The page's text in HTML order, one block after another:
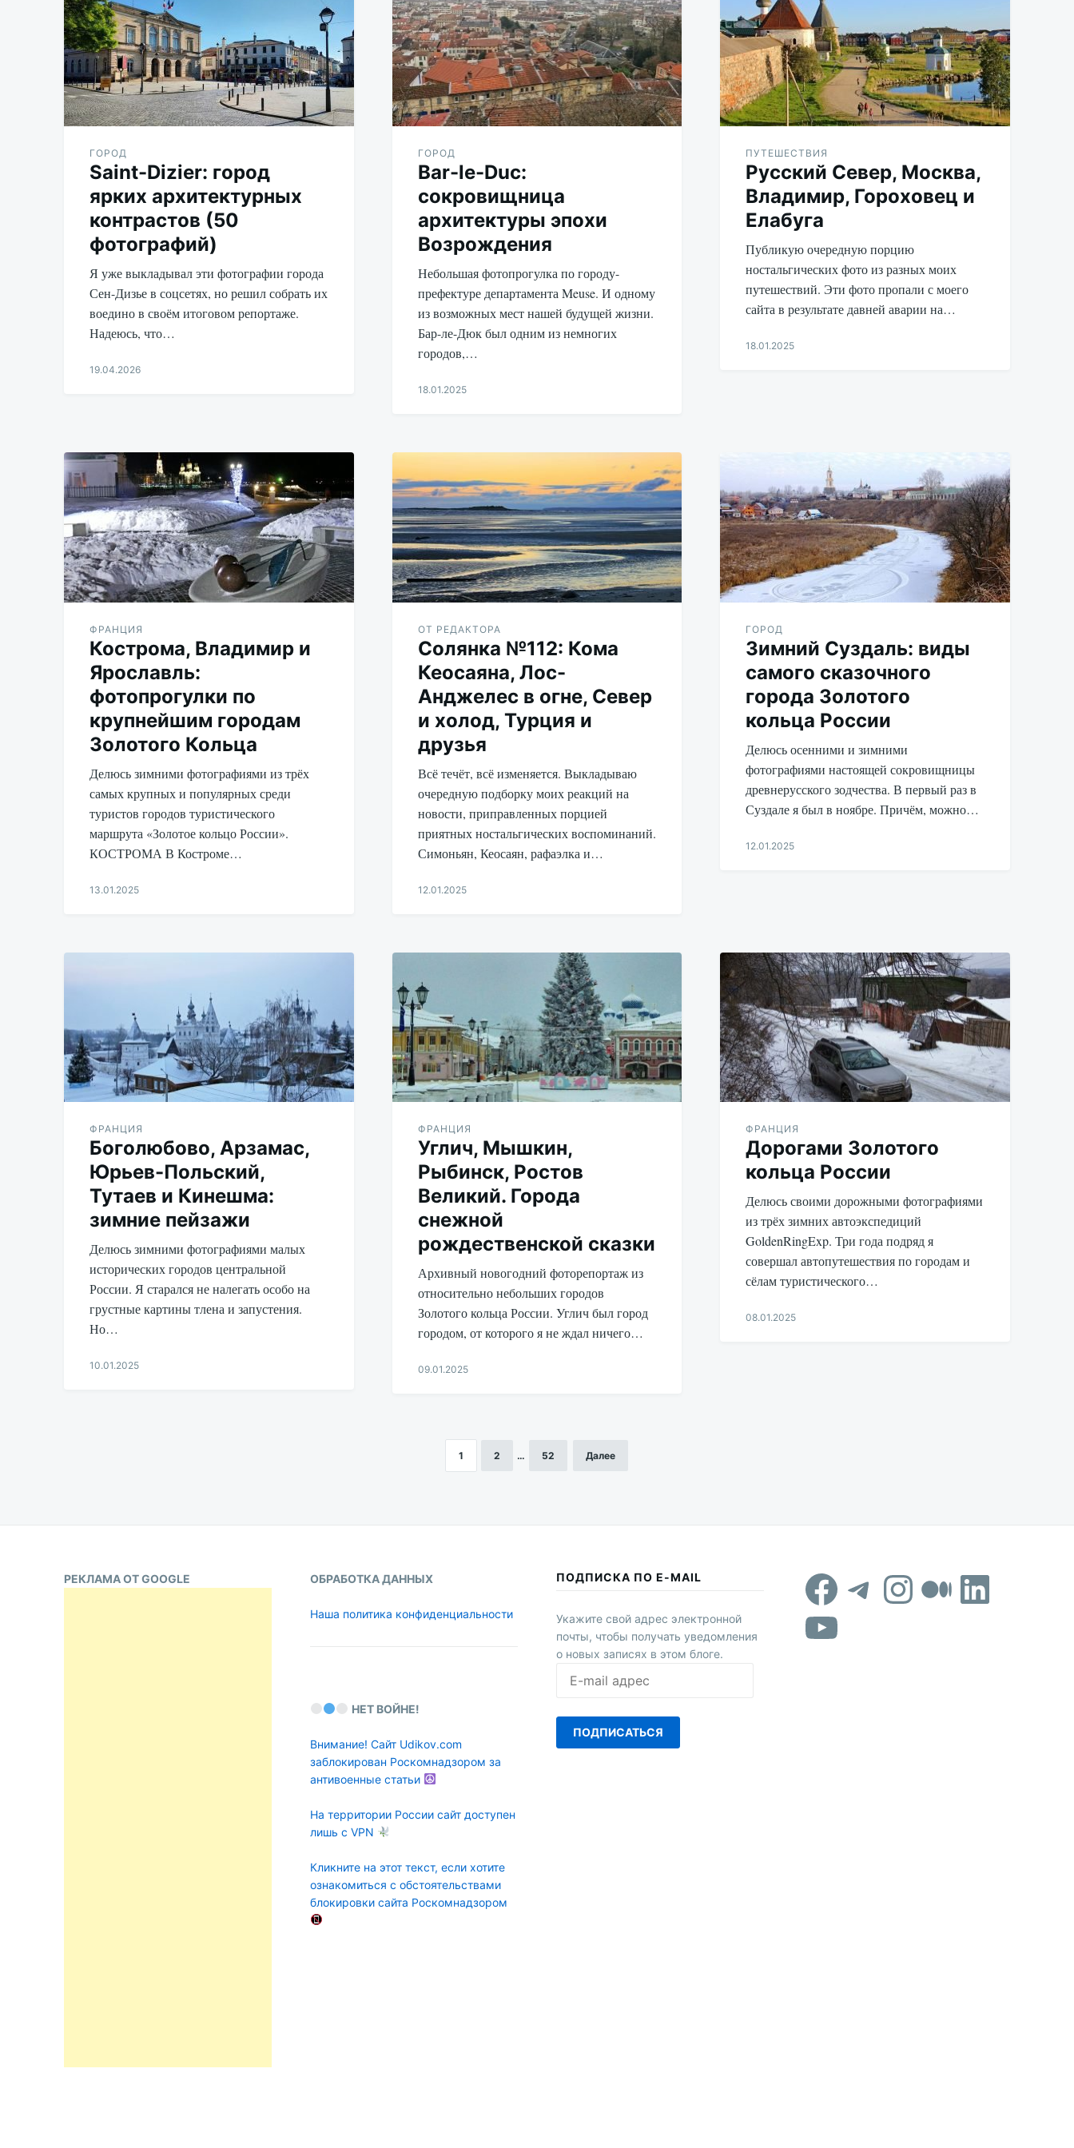
ГОРОД
Saint-Dizier: город
ярких архитектурных
контрастов (50
фотографий)
Я уже выкладывал эти фотографии города
Сен-Дизье в соцсетях, но решил собрать их
воедино в своём итоговом репортаже.
Надеюсь, что…
19.04.2026
ГОРОД
Bar-le-Duc:
сокровищница
архитектуры эпохи
Возрождения
Небольшая фотопрогулка по городу-
префектуре департамента Meuse. И одному
из возможных мест нашей будущей жизни.
Бар-ле-Дюк был одним из немногих
городов,…
18.01.2025
ПУТЕШЕСТВИЯ
Русский Север, Москва,
Владимир, Гороховец и
Елабуга
Публикую очередную порцию
ностальгических фото из разных моих
путешествий. Эти фото пропали с моего
сайта в результате давней аварии на…
18.01.2025
ФРАНЦИЯ
Кострома, Владимир и
Ярославль:
фотопрогулки по
крупнейшим городам
Золотого Кольца
Делюсь зимними фотографиями из трёх
самых крупных и популярных среди
туристов городов туристического
маршрута «Золотое кольцо России».
КОСТРОМА В Костроме…
13.01.2025
ОТ РЕДАКТОРА
Солянка №112: Кома
Кеосаяна, Лос-
Анджелес в огне, Север
и холод, Турция и
друзья
Всё течёт, всё изменяется. Выкладываю
очередную подборку моих реакций на
новости, приправленных порцией
приятных ностальгических воспоминаний.
Симоньян, Кеосаян, рафаэлка и…
12.01.2025
ГОРОД
Зимний Суздаль: виды
самого сказочного
города Золотого
кольца России
Делюсь осенними и зимними
фотографиями настоящей сокровищницы
древнерусского зодчества. В первый раз в
Суздале я был в ноябре. Причём, можно…
12.01.2025
ФРАНЦИЯ
Боголюбово, Арзамас,
Юрьев-Польский,
Тутаев и Кинешма:
зимние пейзажи
Делюсь зимними фотографиями малых
исторических городов центральной
России. Я старался не налегать особо на
грустные картины тлена и запустения.
Но…
10.01.2025
ФРАНЦИЯ
Углич, Мышкин,
Рыбинск, Ростов
Великий. Города
снежной
рождественской сказки
Архивный новогодний фоторепортаж из
относительно небольших городов
Золотого кольца России. Углич был город
городом, от которого я не ждал ничего…
09.01.2025
ФРАНЦИЯ
Дорогами Золотого
кольца России
Делюсь своими дорожными фотографиями
из трёх зимних автоэкспедиций
GoldenRingExp. Три года подряд я
совершал автопутешествия по городам и
сёлам туристического…
08.01.2025
1 2 … 52 Далее
РЕКЛАМА ОТ GOOGLE ОБРАБОТКА ДАННЫХ
Наша политика конфиденциальности
НЕТ ВОЙНЕ!
Внимание! Сайт Udikov.com
заблокирован Роскомнадзором за
антивоенные статьи
На территории России сайт доступен
лишь с VPN
Кликните на этот текст, если хотите
ознакомиться с обстоятельствами
блокировки сайта Роскомнадзором
ПОДПИСКА ПО E-MAIL
Укажите свой адрес электронной
почты, чтобы получать уведомления
о новых записях в этом блоге.
mail
ПОДПИСАТЬСЯ
Facebook
Telegram
Instagram
YouTube